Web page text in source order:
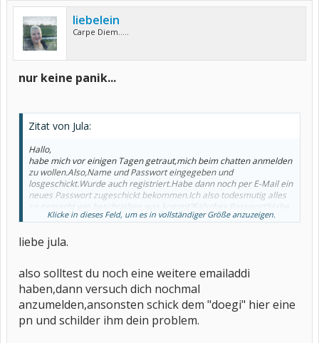
liebelein
Carpe Diem.....
nur keine panik...
Zitat von Jula:
Hallo,
habe mich vor einigen Tagen getraut,mich beim chatten anmelden
zu wollen.Also,Name und Passwort eingegeben und
losgeschickt.Wurde auch registriert.Habe dann noch per E-Mail ein
neues Passwort zugeschickt bekommen.Ich also todesmutig alles
so gemacht wie beschrieben,was kommt?Falsches Passwort!Habe
dann alle beiden Passwörter nacheinander eingegeben,nichts
Abend wieder versucht,genau das selbe.Was tue ich nun?
Help me Jula
Klicke in dieses Feld, um es in vollständiger Größe anzuzeigen.
liebe jula.
also solltest du noch eine weitere emailaddi
haben,dann versuch dich nochmal
anzumelden,ansonsten schick dem "doegi" hier eine
pn und schilder ihm dein problem.